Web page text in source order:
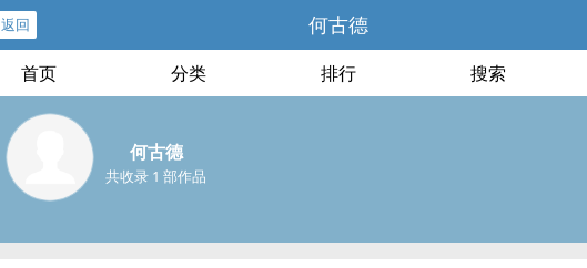
返回 何古德
首页 分类 排行 搜索
何古德
共收录 1 部作品